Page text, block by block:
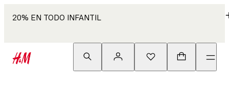
20% EN TODO INFANTIL